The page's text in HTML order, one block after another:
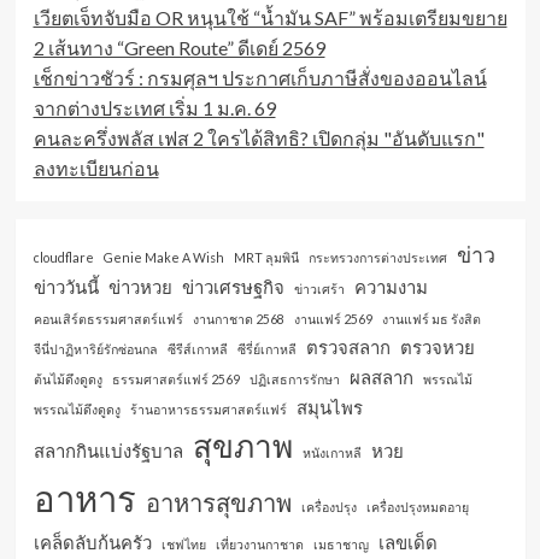
เวียตเจ็ทจับมือ OR หนุนใช้ “น้ำมัน SAF” พร้อมเตรียมขยาย
2 เส้นทาง “Green Route” ดีเดย์ 2569
เช็กข่าวชัวร์ : กรมศุลฯ ประกาศเก็บภาษีสั่งของออนไลน์
จากต่างประเทศ เริ่ม 1 ม.ค. 69
คนละครึ่งพลัส เฟส 2 ใครได้สิทธิ? เปิดกลุ่ม "อันดับแรก"
ลงทะเบียนก่อน
cloudflare Genie Make A Wish MRT ลุมพินี กระทรวงการต่างประเทศ ข่าว
ข่าววันนี้ ข่าวหวย ข่าวเศรษฐกิจ ข่าวเศร้า ความงาม
คอนเสิร์ตธรรมศาสตร์แฟร์ งานกาชาด 2568 งานแฟร์ 2569
งานแฟร์ มธ รังสิต
จีนี่ปาฏิหาริย์รักซ่อนกล
ซีรีส์เกาหลี ซีรี่ย์เกาหลี ตรวจสลาก ตรวจหวย
ต้นไม้ดึงดูดงู ธรรมศาสตร์แฟร์ 2569 ปฏิเสธการรักษา ผลสลาก
พรรณไม้
พรรณไม้ดึงดูดงู
ร้านอาหารธรรมศาสตร์แฟร์
สมุนไพร
สลากกินแบ่งรัฐบาล สุขภาพ หนังเกาหลี หวย
อาหาร อาหารสุขภาพ เครื่องปรุง เครื่องปรุงหมดอายุ
เคล็ดลับก้นครัว เชฟไทย เที่ยวงานกาชาด เมธาชาญ เลขเด็ด